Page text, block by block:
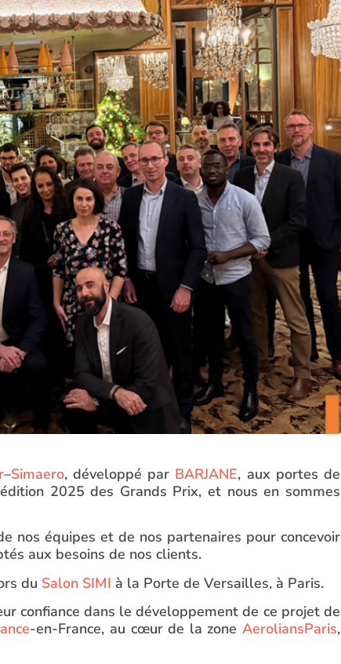
–Simaero, développé par BARJANE, aux portes de
2025 des Grands Prix, et nous en sommes
nos équipes et de nos partenaires pour concevoir
aux besoins de nos clients.
du Salon SIMI à la Porte de Versailles, à Paris.
confiance dans le développement de ce projet de
-en-France, au cœur de la zone AeroliansParis,